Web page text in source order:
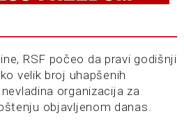
RSF počeo da pravi godišnji
velik broj uhapšenih
organizacija za
objavljenom danas.